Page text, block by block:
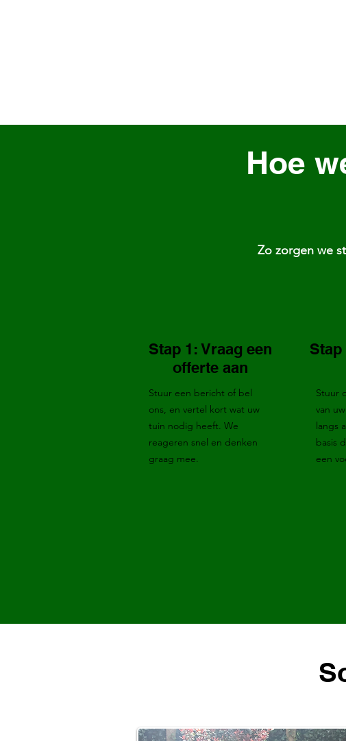
Hoe
Zo zorgen we
Stap 1: Vraag een
offerte aan
Stuur een bericht of bel
ons, en vertel kort wat uw
tuin nodig heeft. We
reageren snel en denken
graag mee.
Stap
Stuur
van
langs
basis
een